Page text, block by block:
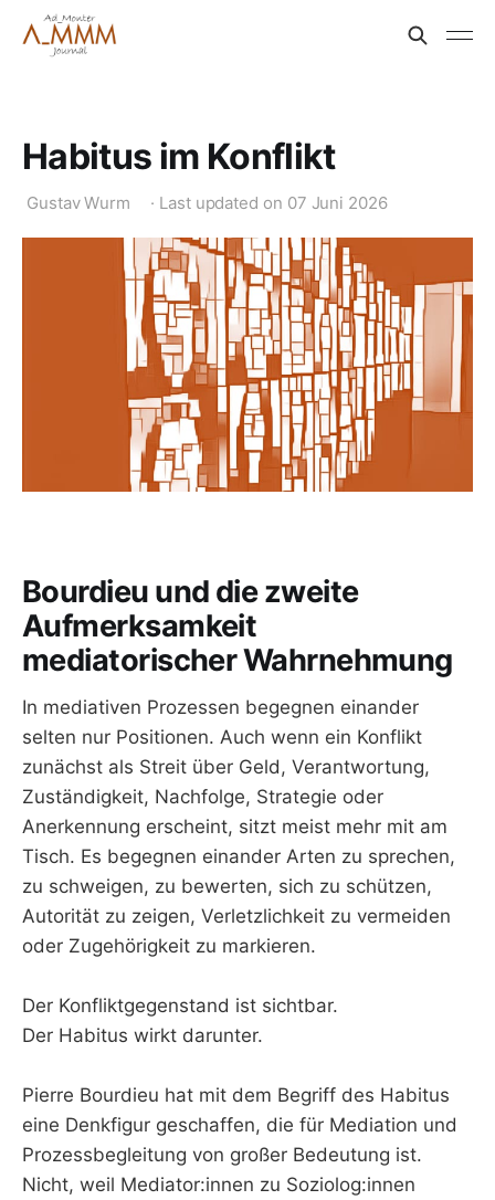
Habitus im Konflikt
Gustav Wurm · Last updated on 07 Juni 2026
Bourdieu und die zweite
Aufmerksamkeit
mediatorischer Wahrnehmung
In mediativen Prozessen begegnen einander
selten nur Positionen. Auch wenn ein Konflikt
zunächst als Streit über Geld, Verantwortung,
Zuständigkeit, Nachfolge, Strategie oder
Anerkennung erscheint, sitzt meist mehr mit am
Tisch. Es begegnen einander Arten zu sprechen,
zu schweigen, zu bewerten, sich zu schützen,
Autorität zu zeigen, Verletzlichkeit zu vermeiden
oder Zugehörigkeit zu markieren.
Der Konfliktgegenstand ist sichtbar.
Der Habitus wirkt darunter.
Pierre Bourdieu hat mit dem Begriff des Habitus
eine Denkfigur geschaffen, die für Mediation und
Prozessbegleitung von großer Bedeutung ist.
Nicht, weil Mediator:innen zu Soziolog:innen